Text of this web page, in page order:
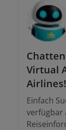
Für an
gekaufte
Virtual
Airlines!
Einfach
verfügbar